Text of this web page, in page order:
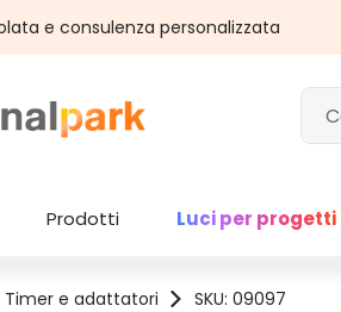
e consulenza personalizzata
Prodotti Luci per progetti
Timer e adattatori SKU: 09097